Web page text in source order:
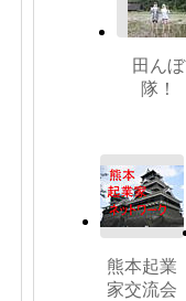
田んぼ
隊！
熊本起業
家交流会